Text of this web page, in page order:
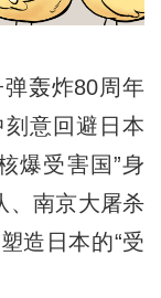
轰炸80周年
意回避日本
爆受害国”身
、南京大屠杀
造日本的“受